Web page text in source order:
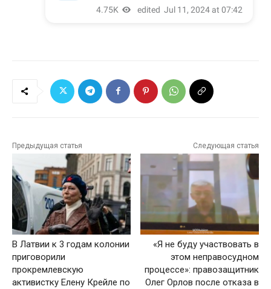
Предыдущая статья
В Латвии к 3 годам колонии
приговорили
прокремлевскую
активистку Елену Крейле по
Следующая статья
«Я не буду участвовать в
этом неправосудном
процессе»: правозащитник
Олег Орлов после отказа в